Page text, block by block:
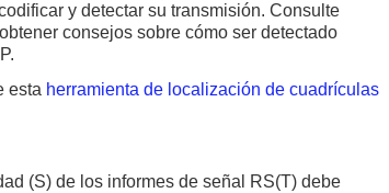
y detectar su transmisión. Consulte
consejos sobre cómo ser detectado
esta herramienta de localización de cuadrículas
(S) de los informes de señal RS(T) debe